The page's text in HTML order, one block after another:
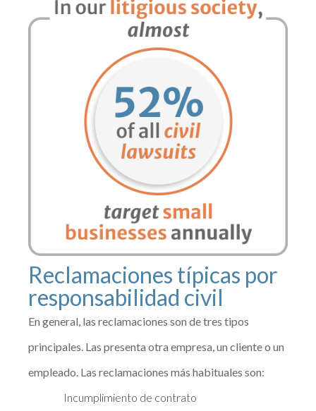
Reclamaciones típicas por
responsabilidad civil
En general, las reclamaciones son de tres tipos
principales. Las presenta otra empresa, un cliente o un
empleado. Las reclamaciones más habituales son:
Incumplimiento de contrato